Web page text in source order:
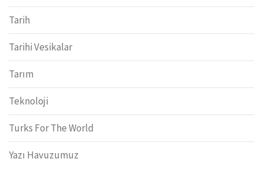
Tarih
Tarihi Vesikalar
Tarım
Teknoloji
Turks For The World
Yazı Havuzumuz